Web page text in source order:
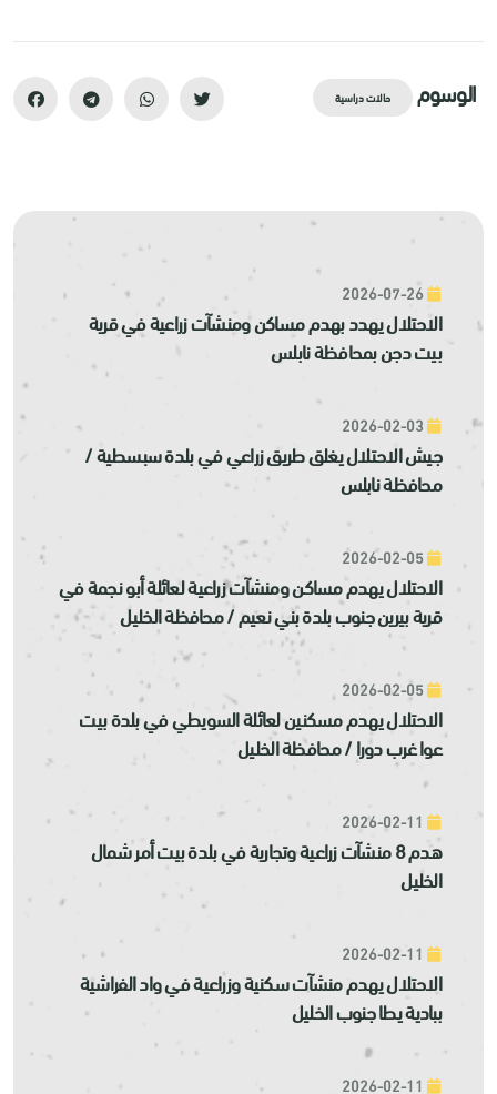
الوسوم حالات دراسية
الاحتلال يهدد بهدم مساكن ومنشآت زراعية في قرية
بيت دجن بمحافظة نابلس
جيش الاحتلال يغلق طريق زراعي في بلدة سبسطية /
محافظة نابلس
الاحتلال يهدم مساكن ومنشآت زراعية لعائلة أبو نجمة في
قرية بيرين جنوب بلدة بني نعيم / محافظة الخليل
الاحتلال يهدم مسكنين لعائلة السويطي في بلدة بيت
عوا غرب دورا / محافظة الخليل
هدم 8 منشآت زراعية وتجارية في بلدة بيت أمر شمال
الخليل
الاحتلال يهدم منشآت سكنية وزراعية في واد الفراشية
ببادية يطا جنوب الخليل